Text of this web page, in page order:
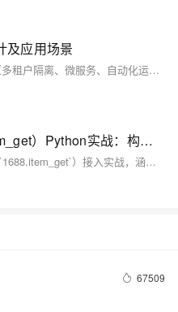
及应用场景
本文深入解析SaaS系统的技术实践（多租户隔离、微服务、自动化运维、安全合规）、分层架构设计（基础设施至前端五层）及典型应用场景（CRM、HRM、电商、政务、教育等），兼顾理论深度与落地可行性，助力构建高可用、可扩展、低成本的云原生SaaS系统。（239字）
1688商品详情API（1688.item_get）Python实战：构建B2B供应链数据中台
本文详解1688开放平台2.0官方API（`1688.item_get`）接入实战，涵盖HMAC-MD5签名算法、环境配置、Python完整代码及高频问题解决方案，助力企业构建稳定、合规的B2B供应链数据同步系统。
67509